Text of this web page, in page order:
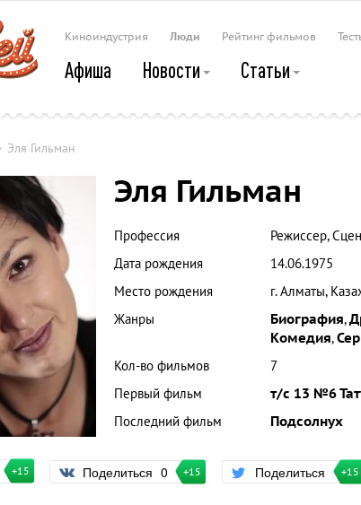
Киноиндустрия Люди Рейтинг фильмов
Афиша Новости Статьи
Эля Гильман
Эля Гильман
Профессия
Режиссер,
Дата рождения
14.06.1975
Место рождения
г. Алматы,
Жанры
Биография,
Комедия,
Кол-во фильмов
7
Первый фильм
т/с 13 №6
Последний фильм
Подсолнух
+15 Поделиться 0 +15 Поделиться +15